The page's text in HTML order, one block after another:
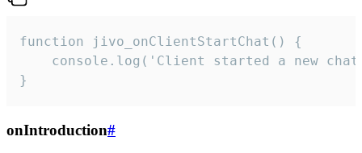
function jivo_onClientStartChat() {
console.log('Client started a new
}
onIntroduction#